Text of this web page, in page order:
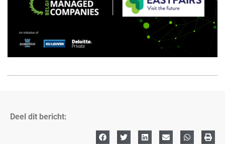
Deel dit bericht: